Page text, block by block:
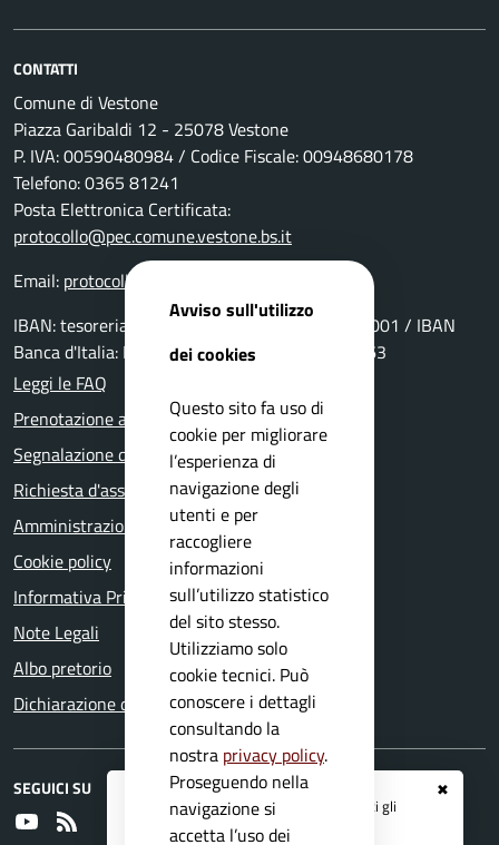
✖
Registrati ai serviziAPP IO
e ricevi tutti gli
aggiornamenti dall'Ente
CONTATTI
Comune di Vestone
Piazza Garibaldi 12 - 25078 Vestone
P. IVA: 00590480984 / Codice Fiscale: 00948680178
Telefono: 0365 81241
Posta Elettronica Certificata:
protocollo@pec.comune.vestone.bs.it
Email: protocollo@comune.vestone.bs.it
IBAN: tesoreria: IT69P0511655390000000029001 / IBAN
Banca d'Italia: IT15Y0100004306TU0000006963
Leggi le FAQ
Prenotazione appuntamento
Segnalazione disservizio
Richiesta d'assistenza
Amministrazione trasparente
Cookie policy
Informativa Privacy
Note Legali
Albo pretorio
Dichiarazione di accessibilità
SEGUICI SU
Youtube
Avviso sull'utilizzo
dei cookies
Questo sito fa uso di
cookie per migliorare
l’esperienza di
navigazione degli
utenti e per
raccogliere
informazioni
sull’utilizzo statistico
del sito stesso.
Utilizziamo solo
cookie tecnici. Può
conoscere i dettagli
consultando la
nostra privacy policy.
Proseguendo nella
navigazione si
accetta l’uso dei